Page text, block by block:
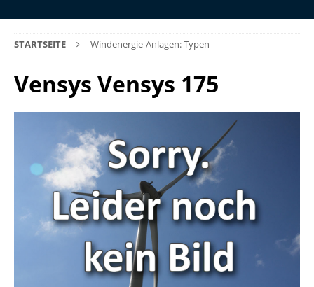
STARTSEITE Windenergie-Anlagen: Typen
Vensys Vensys 175